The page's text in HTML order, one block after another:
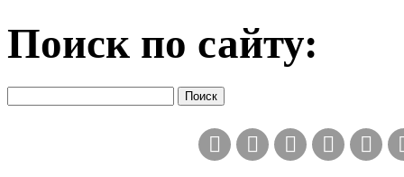
Поиск по сайту: